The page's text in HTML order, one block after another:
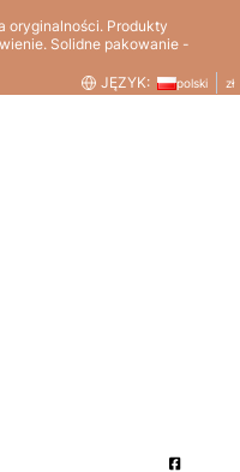
oryginalności. Produkty
Solidne pakowanie -
JĘZYK:
polski zł